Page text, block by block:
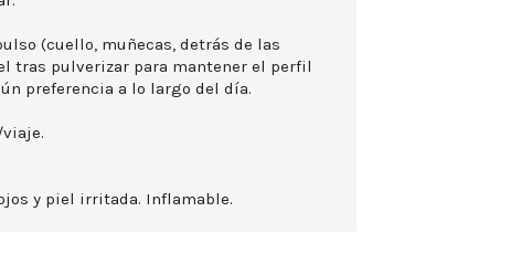
(cuello, muñecas, detrás de las
tras pulverizar para mantener el perfil
preferencia a lo largo del día.
y piel irritada. Inflamable.